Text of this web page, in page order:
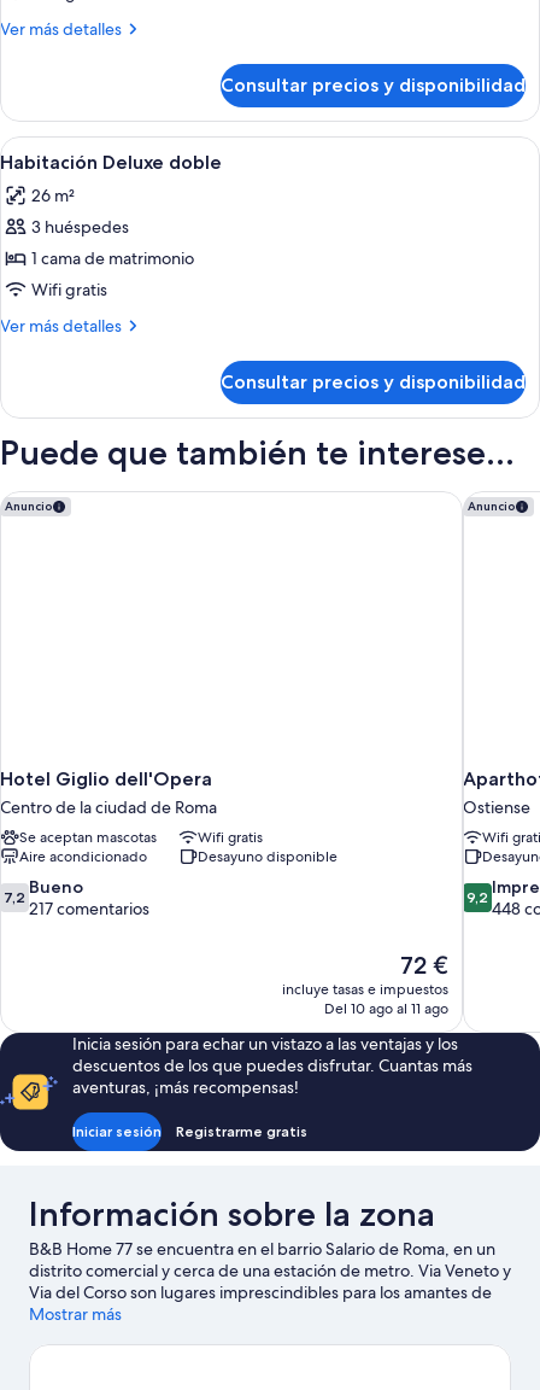
cuádruple
Ver más detalles
Más
cuádruple
Consultar precios y disponibilidad
Abrir
todas
las
fotos
de
Habitación
Deluxe
Ropa de cama de alta calidad,
18
Habitación Deluxe doble
26 m²
3 huéspedes
1 cama de matrimonio
Wifi gratis
Ver más detalles
Más
Deluxe
Consultar precios y disponibilidad
Puede que también te interese...
Anuncio
Hotel Giglio dell'Opera
Centro de la ciudad de Roma
Se aceptan mascotas
Wifi gratis
Aire acondicionado
Desayuno disponible
7.2
sobre
7,2 Bueno
217 comentarios
El
precio
actual
de
72 €
72 €
incluye tasas e impuestos
Del 10 ago al 11 ago
Hotel Giglio dell'Opera Anuncio
Ostiense
Wifi
9.2
sobre
9,2
448
Inicia sesión para echar un vistazo a las ventajas y los
descuentos de los que puedes disfrutar. Cuantas más
aventuras, ¡más recompensas!
Iniciar sesión Registrarme gratis
Información sobre la zona
B&B Home 77 se encuentra en el barrio Salario de Roma, en un
distrito comercial y cerca de una estación de metro. Via Veneto y
Via del Corso son lugares imprescindibles para los amantes de
las tiendas; añádelos a tu itinerario junto a fantásticos parajes
disfrutar de un evento especial? Puedes consultar el calendario
Mostrar más